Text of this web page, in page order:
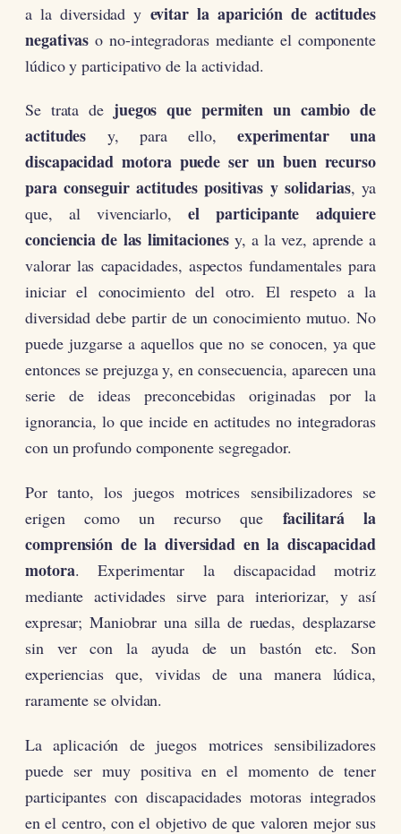
a la diversidad y evitar la aparición de actitudes
negativas o no-integradoras mediante el componente
lúdico y participativo de la actividad.
Se trata de juegos que permiten un cambio de
actitudes y, para ello, experimentar una
discapacidad motora puede ser un buen recurso
para conseguir actitudes positivas y solidarias, ya
que, al vivenciarlo,el participante adquiere
conciencia de las limitacionesy, a la vez, aprende a
valorar las capacidades, aspectos fundamentales para
iniciar el conocimiento del otro. El respeto a la
diversidad debe partir de un conocimiento mutuo. No
puede juzgarse a aquellos que no se conocen, ya que
entonces se prejuzga y, en consecuencia, aparecen una
serie de ideas preconcebidas originadas por la
ignorancia, lo que incide en actitudes no integradoras
con un profundo componente segregador.
Por tanto, los juegos motrices sensibilizadores se
erigen como un recurso que facilitará la
comprensión de la diversidad en la discapacidad
motora. Experimentar la discapacidad motriz
mediante actividades sirve para interiorizar, y así
expresar; Maniobrar una silla de ruedas, desplazarse
sin ver con la ayuda de un bastón etc. Son
experiencias que, vividas de una manera lúdica,
raramente se olvidan.
La aplicación de juegos motrices sensibilizadores
puede ser muy positiva en el momento de tener
participantes con discapacidades motoras integrados
en el centro, con el objetivo de que valoren mejor sus